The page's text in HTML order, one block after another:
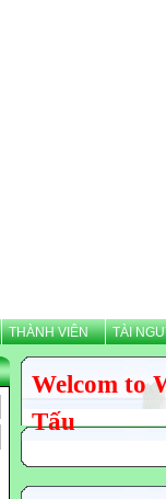
THÀNH VIÊN TÀI
Welcom to
Tấu